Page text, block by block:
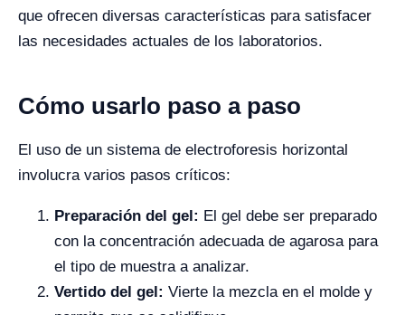
que ofrecen diversas características para satisfacer
las necesidades actuales de los laboratorios.
Cómo usarlo paso a paso
El uso de un sistema de electroforesis horizontal
involucra varios pasos críticos:
Preparación del gel: El gel debe ser preparado
con la concentración adecuada de agarosa para
el tipo de muestra a analizar.
Vertido del gel: Vierte la mezcla en el molde y